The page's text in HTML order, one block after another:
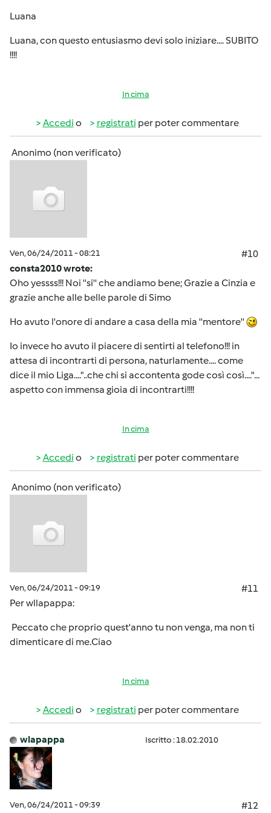
Luana
Luana, con questo entusiasmo devi solo iniziare.... SUBITO
!!!!
In cima
Accedi o registrati per poter commentare
Anonimo (non verificato)
Ven, 06/24/2011 - 08:21
#10
consta2010 wrote:
Oho yessss!!! Noi ''si'' che andiamo bene; Grazie a Cinzia e
grazie anche alle belle parole di Simo
Ho avuto l'onore di andare a casa della mia ''mentore''
Io invece ho avuto il piacere di sentirti al telefono!!! in
attesa di incontrarti di persona, naturlamente.... come
dice il mio Liga...."..che chi si accontenta gode così così...."...
aspetto con immensa gioia di incontrarti!!!!
In cima
Accedi o registrati per poter commentare
Anonimo (non verificato)
Ven, 06/24/2011 - 09:19
#11
Per wllapappa:
Peccato che proprio quest'anno tu non venga, ma non ti
dimenticare di me.Ciao
In cima
Accedi o registrati per poter commentare
wlapappa Iscritto : 18.02.2010
Ven, 06/24/2011 - 09:39 #12